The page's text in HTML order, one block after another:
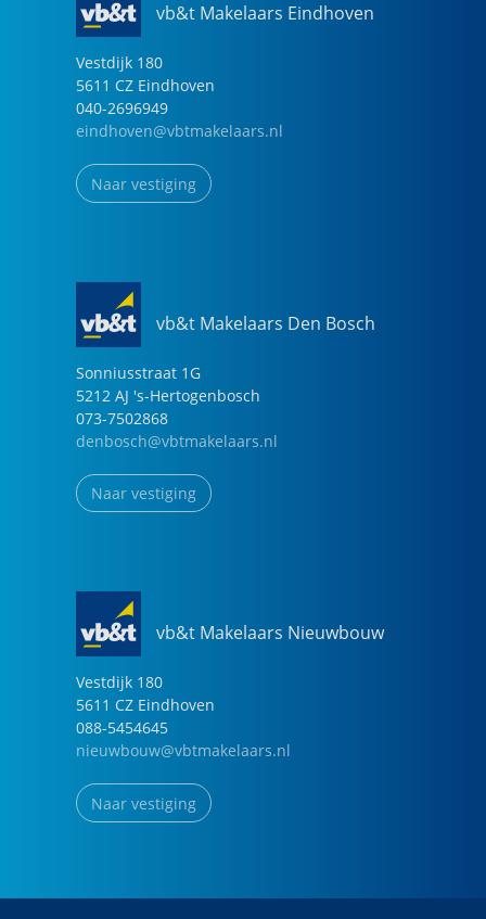
vb&t Makelaars Eindhoven
Vestdijk 180
5611 CZ Eindhoven
040-2696949
eindhoven@vbtmakelaars.nl
Naar vestiging
vb&t Makelaars Den Bosch
Sonniusstraat 1G
5212 AJ 's-Hertogenbosch
073-7502868
denbosch@vbtmakelaars.nl
Naar vestiging
vb&t Makelaars Nieuwbouw
Vestdijk 180
5611 CZ Eindhoven
088-5454645
nieuwbouw@vbtmakelaars.nl
Naar vestiging